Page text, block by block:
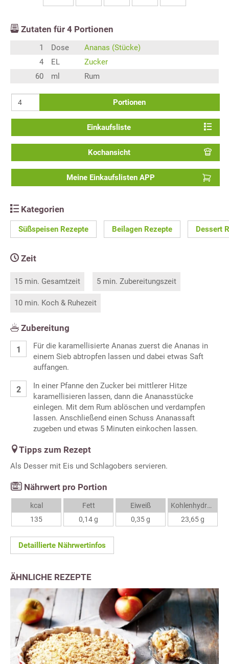
Zutaten für 4 Portionen
1 Dose
Ananas (Stücke)
4
EL
Zucker
60
ml Rum
Portionen
Einkaufsliste
Kochansicht
Meine Einkaufslisten APP
Kategorien
Süßspeisen Rezepte Beilagen Rezepte Dessert
Zeit
15 min. Gesamtzeit 5 min. Zubereitungszeit
10 min. Koch & Ruhezeit
Zubereitung
Für die karamellisierte Ananas zuerst die Ananas in
einem Sieb abtropfen lassen und dabei etwas Saft
auffangen.
In einer Pfanne den Zucker bei mittlerer Hitze
karamellisieren lassen, dann die Ananasstücke
einlegen. Mit dem Rum ablöschen und verdampfen
lassen. Anschließend einen Schuss Ananassaft
zugeben und etwas 5 Minuten einkochen lassen.
Tipps zum Rezept
Als Desser mit Eis und Schlagobers servieren.
Nährwert pro Portion
kcal
135
Fett
0,14 g
Eiweiß
0,35 g
Kohlenhydrate
23,65 g
Detaillierte Nährwertinfos
ÄHNLICHE REZEPTE